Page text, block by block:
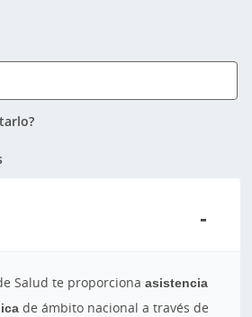
Salud te proporcionaasistencia
de ámbito nacional a través de